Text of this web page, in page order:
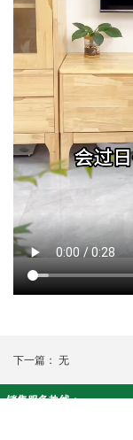
下一篇： 无
销售服务热线：